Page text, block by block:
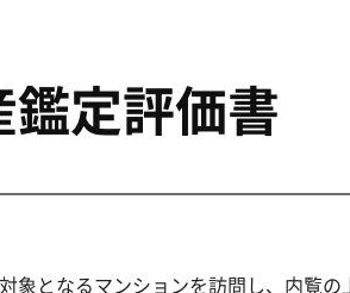
鑑定評価書
象となるマンションを訪問し、内覧の